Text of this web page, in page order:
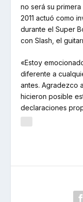
no será su
2011 actuó como
durante el Super
con Slash, el
«Estoy
diferente a
antes. Agradezco
hicieron posible
declaraciones